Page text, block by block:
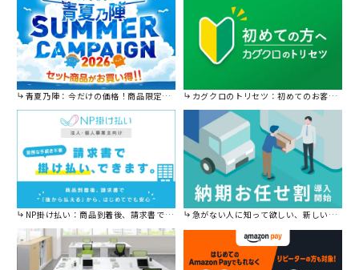
青夏乃陣：今だけの価格！商品限定セール開催中です。 カグクロのトリセツ：初めてのお客様はこちら。
NP掛け払い：商品到着後、請求書で後から払えます。 急がない人に知って欲しい、新しい割引を始めました。